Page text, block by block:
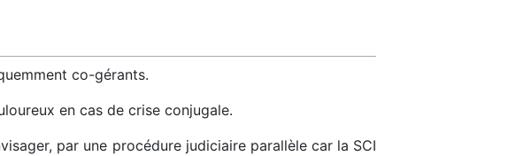
co-gérants.
en cas de crise conjugale.
par une procédure judiciaire parallèle car la SCI